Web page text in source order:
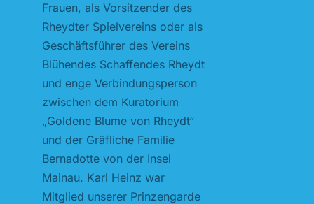
Frauen, als Vorsitzender des
Rheydter Spielvereins oder als
Geschäftsführer des Vereins
Blühendes Schaffendes Rheydt
und enge Verbindungsperson
zwischen dem Kuratorium
„Goldene Blume von Rheydt“
und der Gräfliche Familie
Bernadotte von der Insel
Mainau. Karl Heinz war
Mitglied unserer Prinzengarde